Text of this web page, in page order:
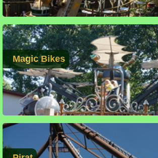
Magic Bikes